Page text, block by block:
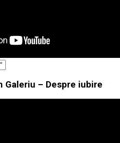
Galeriu – Despre iubire